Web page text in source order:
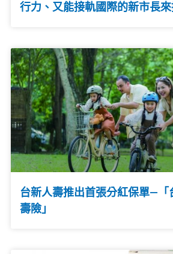
行力、又能接軌國際的新市長
台新人壽推出首張分紅保單—「
壽險」